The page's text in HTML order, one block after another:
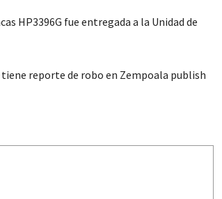
HP3396G fue entregada a la Unidad de
reporte de robo en Zempoala publish